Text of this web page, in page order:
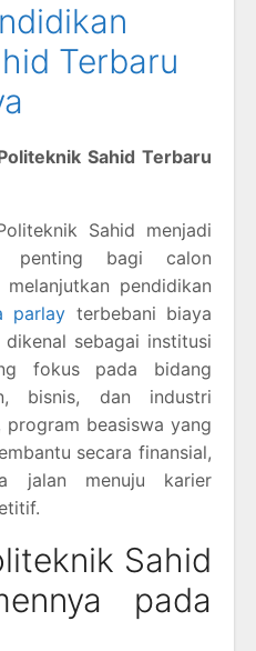
Terbaru
Sahid Terbaru
Sahid menjadi
penting bagi calon
pendidikan
parlay terbebani biaya
sebagai institusi
fokus pada bidang
bisnis, dan industri
beasiswa yang
secara finansial,
jalan menuju karier
Sahid
pada